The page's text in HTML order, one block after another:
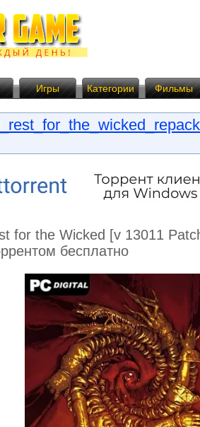
Игры Категории Фильмы
for the Wicked [v 13011
бесплатно